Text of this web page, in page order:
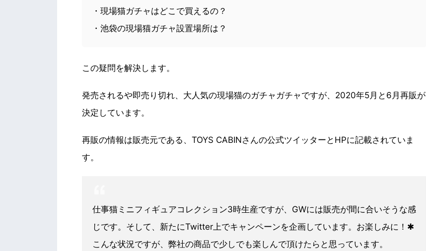
・現場猫ガチャはどこで買えるの？
・池袋の現場猫ガチャ設置場所は？
この疑問を解決します。
発売されるや即売り切れ、大人気の現場猫のガチャガチャですが、2020年5月と6月再販が
決定しています。
再販の情報は販売元である、TOYS CABINさんの公式ツイッターとHPに記載されていま
す。
仕事猫ミニフィギュアコレクション3時生産ですが、GWには販売が間に合いそうな感
じです。そして、新たにTwitter上でキャンペーンを企画しています。お楽しみに！✱
こんな状況ですが、弊社の商品で少しでも楽しんで頂けたらと思っています。